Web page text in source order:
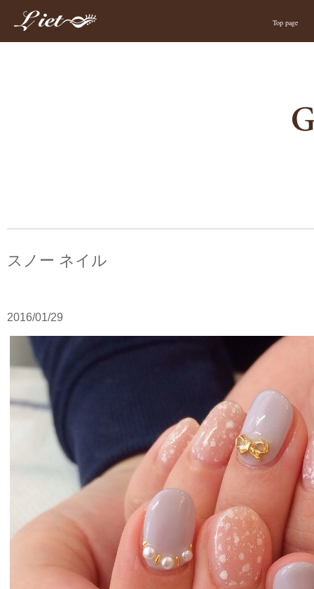
Top page
スノー ネイル
2016/01/29